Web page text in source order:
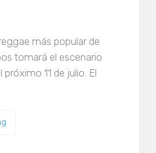
más popular de
tomará el escenario
próximo 11 de julio. El